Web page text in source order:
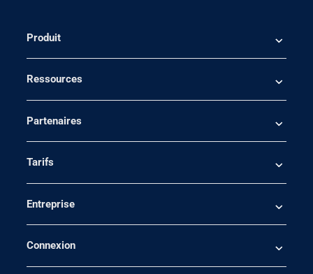
Produit
Ressources
Partenaires
Tarifs
Entreprise
Connexion